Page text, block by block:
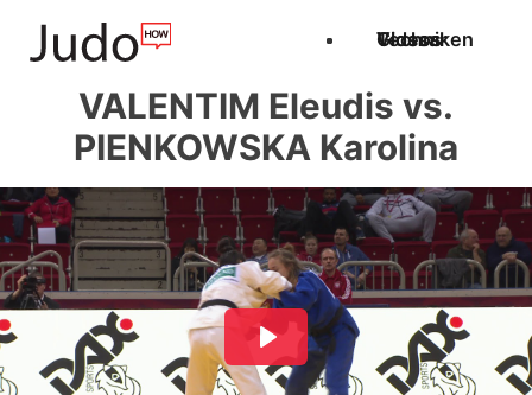
Techniken
Videos
Glossar
VALENTIM Eleudis vs.
PIENKOWSKA Karolina